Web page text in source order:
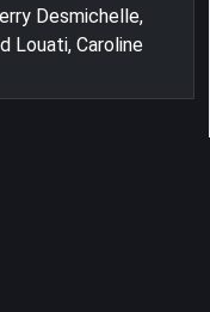
Desmichelle,
Louati, Caroline